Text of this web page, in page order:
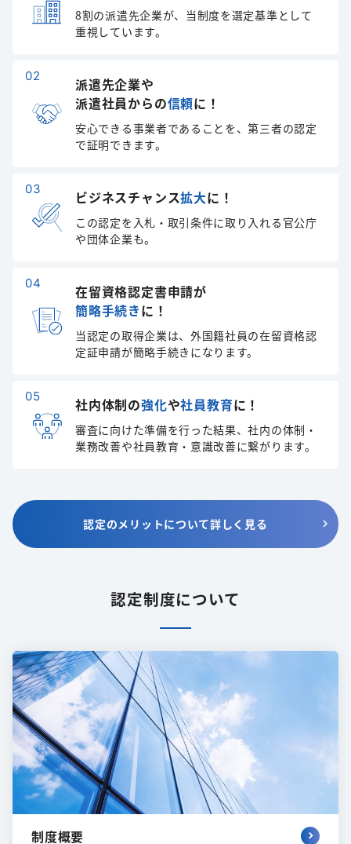
8割の派遣先企業が、当制度を選定基準として
重視しています。
派遣先企業や
派遣社員からの信頼に！
安心できる事業者であることを、第三者の認定
で証明できます。
ビジネスチャンス拡大に！
この認定を入札・取引条件に取り入れる官公庁
や団体企業も。
在留資格認定書申請が
簡略手続きに！
当認定の取得企業は、外国籍社員の在留資格認
定証申請が簡略手続きになります。
社内体制の強化や社員教育に！
審査に向けた準備を行った結果、社内の体制・
業務改善や社員教育・意識改善に繋がります。
認定のメリットについて詳しく見る
認定制度について
制度概要